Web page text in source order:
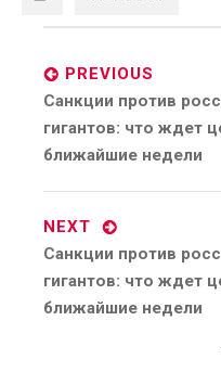
navigation
PREVIOUS
Previous
post:
Санкции против
гигантов: что ждет
ближайшие недели
NEXT
Next
post:
Санкции против
гигантов: что ждет
ближайшие недели